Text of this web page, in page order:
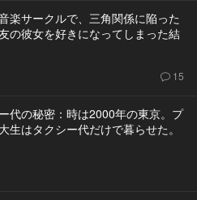
楽サークルで、三角関係に陥った
の彼女を好きになってしまった結
15
代の秘密：時は2000年の東京。プ
生はタクシー代だけで暮らせた。